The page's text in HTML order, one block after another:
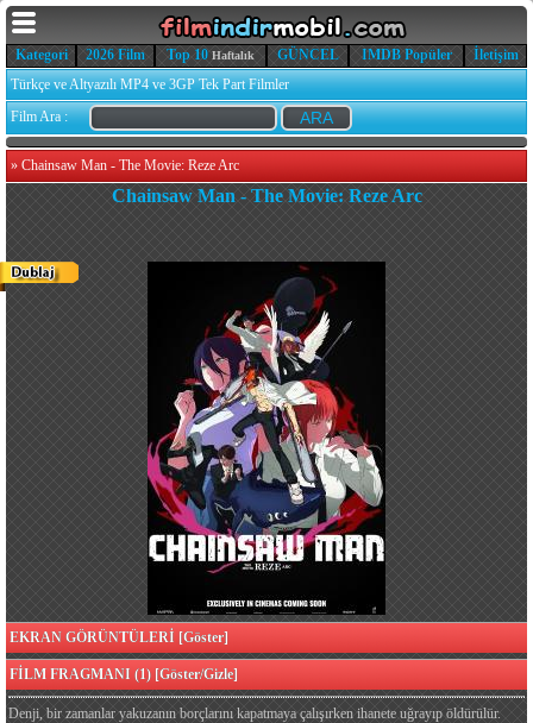
Kategori 2026 Film Top 10 Haftalık GÜNCEL IMDB Popüler
İletişim
Türkçe ve Altyazılı MP4 ve 3GP Tek Part Filmler
Film Ara :
» Chainsaw Man - The Movie: Reze Arc
Chainsaw Man - The Movie: Reze Arc
EKRAN GÖRÜNTÜLERİ [Göster]
FİLM FRAGMANI (1) [Göster/Gizle]
Denji, bir zamanlar yakuzanın borçlarını kapatmaya çalışırken ihanete uğrayıp öldürülür.